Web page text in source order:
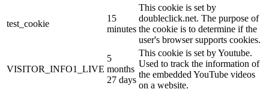
test_cookie
15
minutes
This cookie is set by
doubleclick.net. The purpose of
the cookie is to determine if the
user's browser supports cookies.
VISITOR_INFO1_LIVE
5
months
27 days
This cookie is set by Youtube.
Used to track the information of
the embedded YouTube videos
on a website.